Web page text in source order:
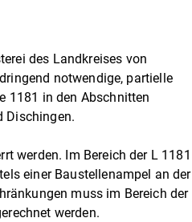
des Landkreises von
notwendige, partielle
1181 in den Abschnitten
Dischingen.
werden. Im Bereich der L 1181
einer Baustellenampel an der
muss im Bereich der
werden.